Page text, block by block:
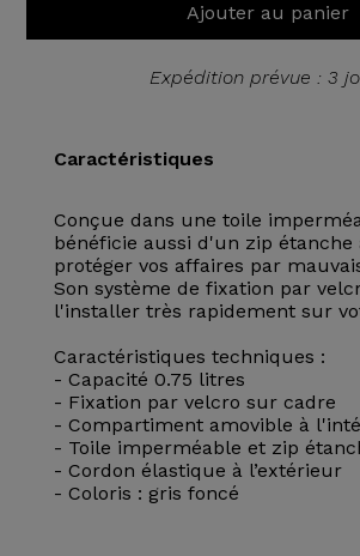
Ajouter au panier
Expédition prévue : 3
Caractéristiques
Conçue dans une toile
bénéficie aussi d'un zip étanche
protéger vos affaires par
Son système de fixation par
l'installer très rapidement sur
Caractéristiques techniques :
- Capacité 0.75 litres
- Fixation par velcro sur cadre
- Compartiment amovible à
- Toile imperméable et zip
- Cordon élastique à l’extérieur
- Coloris : gris foncé